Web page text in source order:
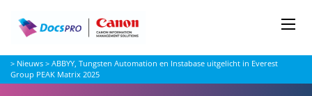
Docspro
> Nieuws> ABBYY, Tungsten Automation en Instabase uitgelicht in Everest
Group PEAK Matrix 2025